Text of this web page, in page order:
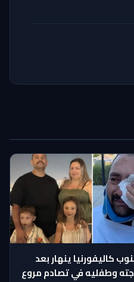
كاليفورنيا ينهار بعد
وطفليه في تصادم مروع